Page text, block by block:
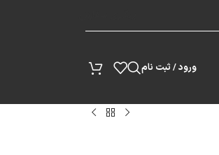
ورود / ثبت نام